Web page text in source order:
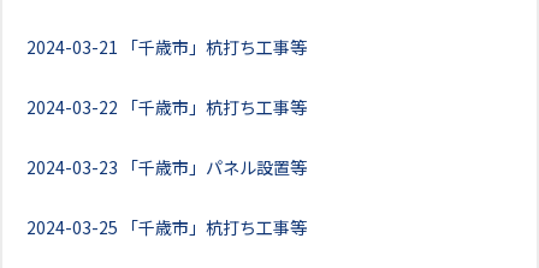
2024-03-21 「千歳市」杭打ち工事等
2024-03-22 「千歳市」杭打ち工事等
2024-03-23 「千歳市」パネル設置等
2024-03-25 「千歳市」杭打ち工事等